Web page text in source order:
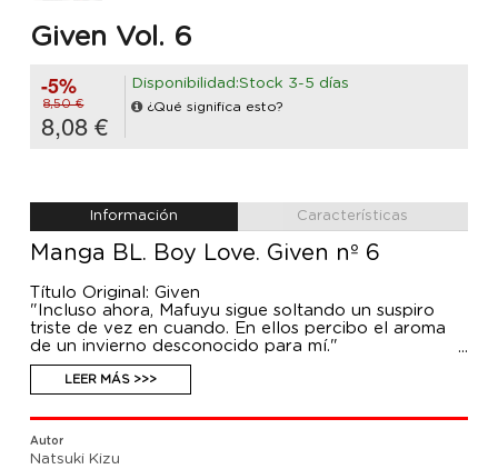
Given Vol. 6
-5%
8,50 €
8,08 €
Disponibilidad:Stock 3-5 días
¿Qué significa esto?
Información Características
Manga BL. Boy Love. Given nº 6
Título Original: Given
"Incluso ahora, Mafuyu sigue soltando un suspiro
triste de vez en cuando. En ellos percibo el aroma
de un invierno desconocido para mí."
Pese a que no lograron ganar el concurso del
Festival Countdown, una discográfica contacta con
Given para invitarlos a debutar como profesionales.
Ritsuka está seguro de que quiere seguir tocando en
el grupo junto a Mafuyu y le propone lanzarse, pero
este último le pide tiempo para pensar la respuesta.
LEER MÁS >>>
Autor
Natsuki Kizu